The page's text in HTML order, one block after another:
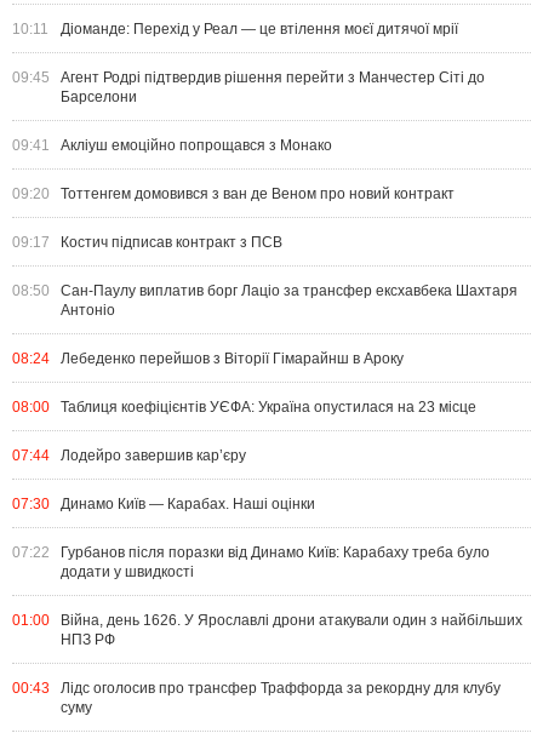
10:11 Діоманде: Перехід у Реал — це втілення моєї дитячої мрії
09:45
Агент Родрі підтвердив рішення перейти з Манчестер Сіті до
Барселони
09:41 Акліуш емоційно попрощався з Монако
09:20 Тоттенгем домовився з ван де Веном про новий контракт
09:17 Костич підписав контракт з ПСВ
08:50
Сан-Паулу виплатив борг Лаціо за трансфер ексхавбека Шахтаря
Антоніо
08:24 Лебеденко перейшов з Віторії Гімарайнш в Ароку
08:00 Таблиця коефіцієнтів УЄФА: Україна опустилася на 23 місце
07:44 Лодейро завершив кар’єру
07:30 Динамо Київ — Карабах. Наші оцінки
07:22
Гурбанов після поразки від Динамо Київ: Карабаху треба було
додати у швидкості
01:00
Війна, день 1626. У Ярославлі дрони атакували один з найбільших
НПЗ РФ
00:43
Лідс оголосив про трансфер Траффорда за рекордну для клубу
суму